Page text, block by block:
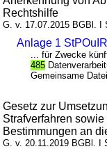
Rechtshilfe
G. v. 17.07.2015 BGBl. I
Anlage 1
... für Zwecke
485
Gemeinsame
Gesetz zur
Strafverfahren
Bestimmungen an
G. v. 20.11.2019 BGBl. I